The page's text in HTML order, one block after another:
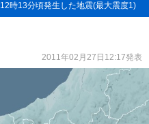
12時13分頃発生した地震(最大震度1)
2011年02月27日12:17発表